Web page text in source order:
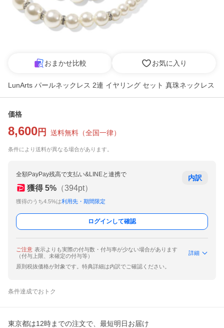
おまかせ比較 お気に入り
LunArts パールネックレス 2連 イヤリング セット 真珠ネックレス
価格
8,600 円 送料無料 （全国一律）
条件により送料が異なる場合があります。
全額PayPay残高で支払い&LINEと連携で
獲得 5% （394pt）
獲得のうち4.5%は利用先・期間限定
内訳
ログインして確認
ご注意 表示よりも実際の付与数・付与率が少ない場合があります
（付与上限、未確定の付与等）
詳細
原則税抜価格が対象です。特典詳細は内訳でご確認ください。
条件達成でおトク
東京都は12時までの注文で、最短明日お届け